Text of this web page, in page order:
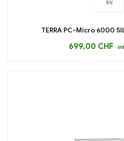
TERRA PC-Micro 6000
699,00 CHF